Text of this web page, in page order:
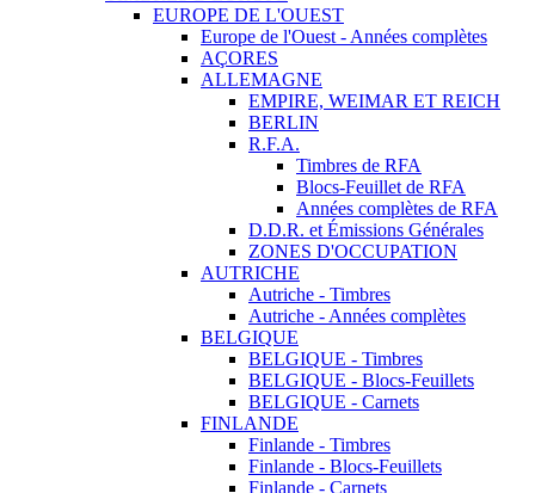
EUROPE DE L'OUEST
Europe de l'Ouest - Années complètes
AÇORES
ALLEMAGNE
EMPIRE, WEIMAR ET REICH
BERLIN
R.F.A.
Timbres de RFA
Blocs-Feuillet de RFA
Années complètes de RFA
D.D.R. et Émissions Générales
ZONES D'OCCUPATION
AUTRICHE
Autriche - Timbres
Autriche - Années complètes
BELGIQUE
BELGIQUE - Timbres
BELGIQUE - Blocs-Feuillets
BELGIQUE - Carnets
FINLANDE
Finlande - Timbres
Finlande - Blocs-Feuillets
Finlande - Carnets